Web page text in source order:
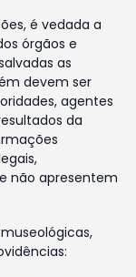
é vedada a
órgãos e
as
devem ser
agentes
da
não apresentem